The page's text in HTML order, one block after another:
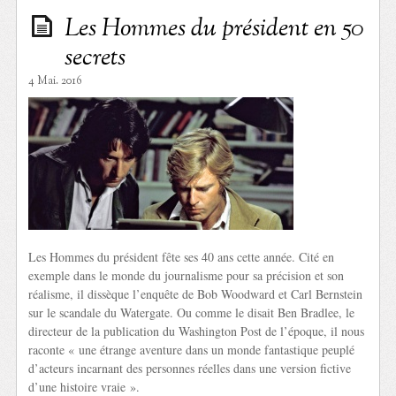
Les Hommes du président en 50
secrets
4 Mai. 2016
Les Hommes du président fête ses 40 ans cette année. Cité en
exemple dans le monde du journalisme pour sa précision et son
réalisme, il dissèque l’enquête de Bob Woodward et Carl Bernstein
sur le scandale du Watergate. Ou comme le disait Ben Bradlee, le
directeur de la publication du Washington Post de l’époque, il nous
raconte « une étrange aventure dans un monde fantastique peuplé
d’acteurs incarnant des personnes réelles dans une version fictive
d’une histoire vraie ».